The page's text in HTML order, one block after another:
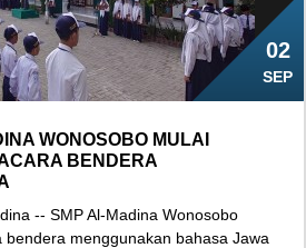
02
SEP
WONOSOBO MULAI
BENDERA
-- SMP Al-Madina Wonosobo
bendera menggunakan bahasa Jawa